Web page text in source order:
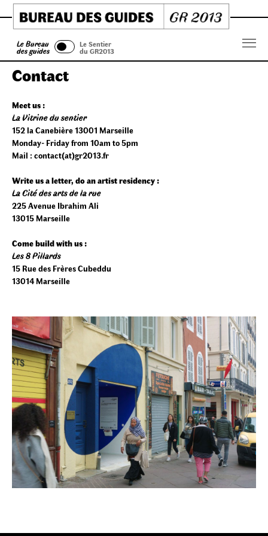
Skip
to
content
Le Bureau
des guides
Le Sentier
du GR2013
Contact
Meet us :
La Vitrine du sentier
152 la Canebière 13001 Marseille
Monday- Friday from 10am to 5pm
Mail : contact(at)gr2013.fr
Write us a letter, do an artist residency :
La Cité des arts de la rue
225 Avenue Ibrahim Ali
13015 Marseille
Come build with us :
Les 8 Pillards
15 Rue des Frères Cubeddu
13014 Marseille